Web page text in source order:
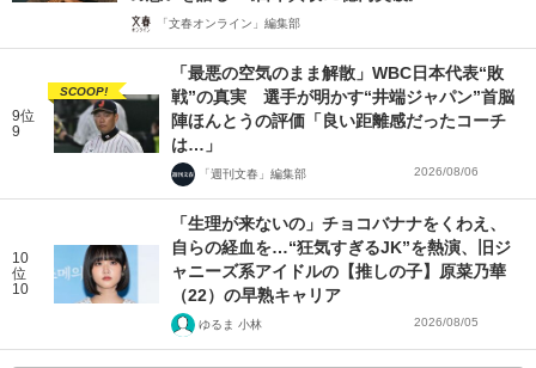
「文春オンライン」編集部
9位
9
SCOOP!
「最悪の空気のまま解散」WBC日本代表“敗
戦”の真実 選手が明かす“井端ジャパン”首脳
陣ほんとうの評価「良い距離感だったコーチ
は…」
「週刊文春」編集部 2026/08/06
10
位
10
「生理が来ないの」チョコバナナをくわえ、
自らの経血を…“狂気すぎるJK”を熱演、旧ジ
ャニーズ系アイドルの【推しの子】原菜乃華
（22）の早熟キャリア
ゆるま 小林 2026/08/05